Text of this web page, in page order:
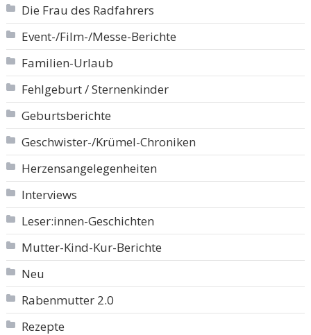
Die Frau des Radfahrers
Event-/Film-/Messe-Berichte
Familien-Urlaub
Fehlgeburt / Sternenkinder
Geburtsberichte
Geschwister-/Krümel-Chroniken
Herzensangelegenheiten
Interviews
Leser:innen-Geschichten
Mutter-Kind-Kur-Berichte
Neu
Rabenmutter 2.0
Rezepte